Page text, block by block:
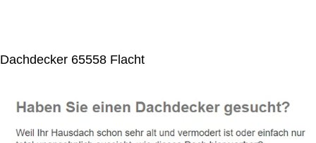
Dachdecker 65558 Flacht